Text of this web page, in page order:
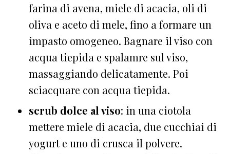
farina di avena, miele di acacia, oli di
oliva e aceto di mele, fino a formare un
impasto omogeneo. Bagnare il viso con
acqua tiepida e spalamre sul viso,
massaggiando delicatamente. Poi
sciacquare con acqua tiepida.
scrub dolce al viso: in una ciotola
mettere miele di acacia, due cucchiai di
yogurt e uno di crusca il polvere.